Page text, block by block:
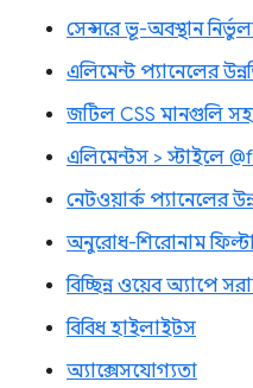
সেন্সরে ভূ-অবস্থান
এলিমেন্ট প্যানেলের
জটিল CSS মানগুলি
এলিমেন্টস > স্টাইলে
নেটওয়ার্ক প্যানেলের
অনুরোধ-শিরোনাম
বিচ্ছিন্ন ওয়েব অ্যাপে
বিবিধ হাইলাইটস
অ্যাক্সেসযোগ্যতা